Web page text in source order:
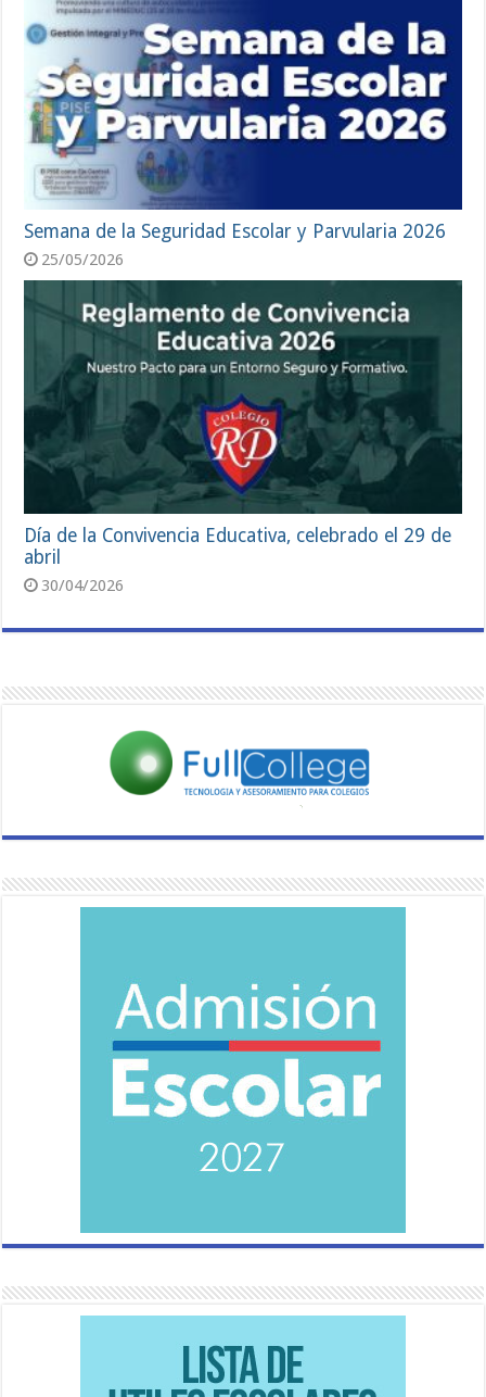
Semana de la Seguridad Escolar y Parvularia 2026
25/05/2026
Día de la Convivencia Educativa, celebrado el 29 de
abril
30/04/2026